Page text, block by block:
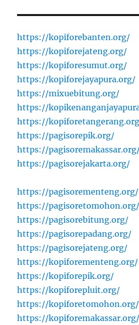
https://kopiforebanten.org/
https://kopiforejateng.org/
https://kopiforesumut.org/
https://kopiforejayapura.org/
https://mixuebitung.org/
https://
https://
https://pagisorepik.org/
https://
https://pagisorejakarta.org/
https://pagisorementeng.org/
https://pagisoretomohon.org/
https://pagisorebitung.org/
https://pagisorepadang.org/
https://pagisorejateng.org/
https://kopiforementeng.org/
https://kopiforepik.org/
https://kopiforepluit.org/
https://kopiforetomohon.org/
https://kopiforemakassar.org/